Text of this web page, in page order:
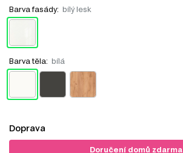
Barva fasády: bílý lesk
Barva těla: bílá
Doprava
Doručení domů zdarma